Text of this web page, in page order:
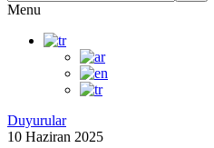
Menu
Duyurular
10 Haziran 2025